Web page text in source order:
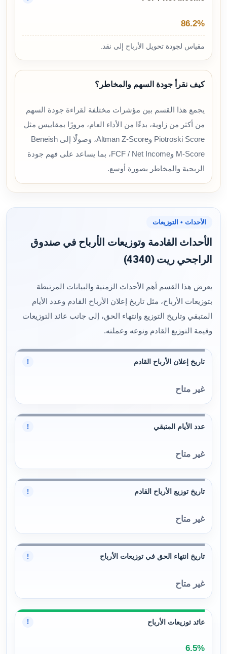
86.2%
مقياس لجودة تحويل الأرباح إلى نقد.
كيف نقرأ جودة السهم والمخاطر؟
يجمع هذا القسم بين مؤشرات مختلفة لقراءة جودة السهم
من أكثر من زاوية، بدءًا من الأداء العام، مرورًا بمقاييس مثل
Piotroski Score وAltman Z-Score، وصولًا إلى Beneish
M-Score وFCF / Net Income، بما يساعد على فهم جودة
الربحية والمخاطر بصورة أوسع.
الأحداث • التوزيعات
الأحداث القادمة وتوزيعات الأرباح في صندوق
الراجحي ريت (4340)
يعرض هذا القسم أهم الأحداث الزمنية والبيانات المرتبطة
بتوزيعات الأرباح، مثل تاريخ إعلان الأرباح القادم وعدد الأيام
المتبقي وتاريخ التوزيع وانتهاء الحق، إلى جانب عائد التوزيعات
وقيمة التوزيع القادم ونوعه وعملته.
تاريخ إعلان الأرباح القادم !
غير متاح
عدد الأيام المتبقي !
غير متاح
تاريخ توزيع الأرباح القادم !
غير متاح
تاريخ انتهاء الحق في توزيعات الأرباح !
غير متاح
عائد توزيعات الأرباح !
6.5%